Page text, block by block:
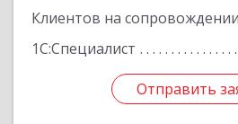
Клиентов на сопровождении
1С:Специалист
Отправить
Отправить